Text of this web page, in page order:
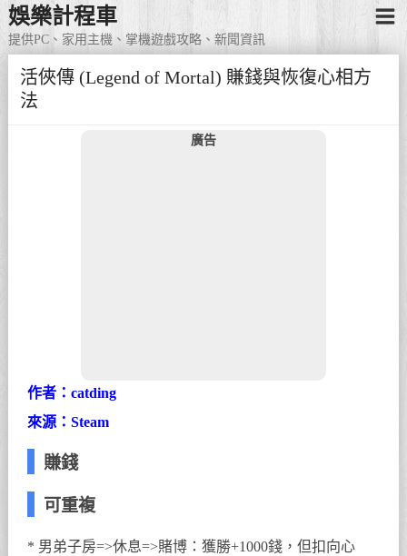
娛樂計程車
提供PC、家用主機、掌機遊戲攻略、新聞資訊
活俠傳 (Legend of Mortal) 賺錢與恢復心相方
法
廣告
作者：catding
來源：Steam
賺錢
可重複
* 男弟子房=>休息=>賭博：獲勝+1000錢，但扣向心